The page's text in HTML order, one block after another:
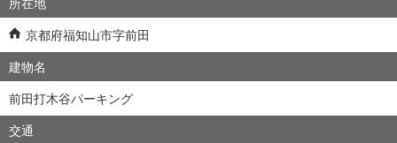
京都府福知山市字前田
建物名
前田打木谷パーキング
交通